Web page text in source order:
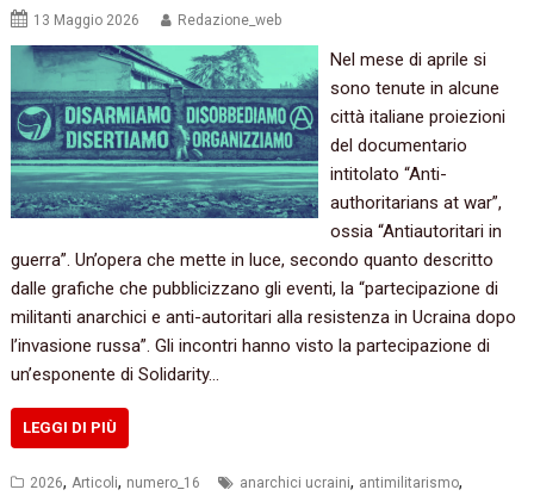
13 Maggio 2026 Redazione_web
Nel mese di aprile si
sono tenute in alcune
città italiane proiezioni
del documentario
intitolato “Anti-
authoritarians at war”,
ossia “Antiautoritari in
guerra”. Un’opera che mette in luce, secondo quanto descritto
dalle grafiche che pubblicizzano gli eventi, la “partecipazione di
militanti anarchici e anti-autoritari alla resistenza in Ucraina dopo
l’invasione russa”. Gli incontri hanno visto la partecipazione di
un’esponente di Solidarity…
LEGGI DI PIÙ
2026,Articoli, numero_16 anarchici ucraini, antimilitarismo,